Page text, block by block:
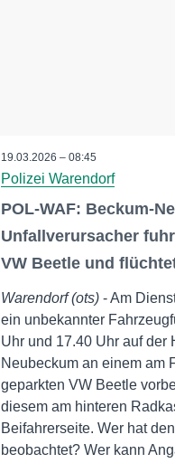
19.03.2026 – 08:45
Polizei Warendorf
POL-WAF: Beckum-
Unfallverursacher
VW Beetle und
Warendorf (ots) - Am
ein unbekannter
Uhr und 17.40 Uhr auf der
Neubeckum an einem am
geparkten VW Beetle
diesem am hinteren
Beifahrerseite. Wer hat
beobachtet? Wer kann